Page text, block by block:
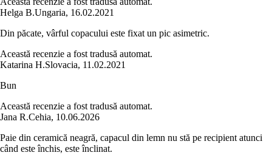
Helga B.Ungaria, 16.02.2021
Din păcate, vârful copacului este fixat un pic asimetric.
Această recenzie a fost tradusă automat.
Katarina H.Slovacia, 11.02.2021
Bun
Această recenzie a fost tradusă automat.
Jana R.Cehia, 10.06.2026
Paie din ceramică neagră, capacul din lemn nu stă pe recipient atunci
când este închis, este înclinat.